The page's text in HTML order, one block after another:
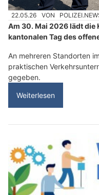
22.05.26 VON
Am 30. Mai 2026 lädt die
kantonalen Tag des
An mehreren Standorten
praktischen
gegeben.
Weiterlesen